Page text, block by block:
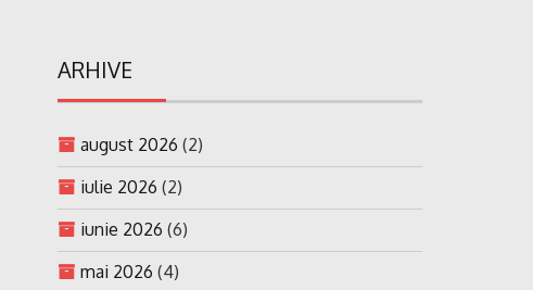
ARHIVE
august 2026 (2)
iulie 2026 (2)
iunie 2026 (6)
mai 2026 (4)